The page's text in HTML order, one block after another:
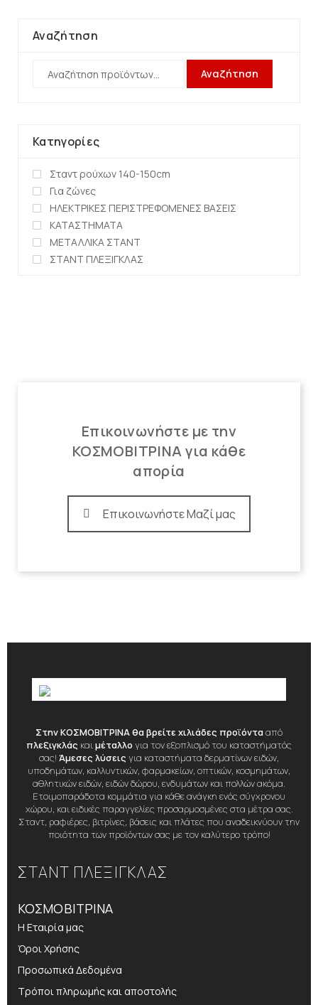
Αναζήτηση
Αναζήτηση
Κατηγορίες
Σταντ ρούχων 140-150cm
Για ζώνες
ΗΛΕΚΤΡΙΚΕΣ ΠΕΡΙΣΤΡΕΦΟΜΕΝΕΣ ΒΑΣΕΙΣ
ΚΑΤΑΣΤΗΜΑΤΑ
ΜΕΤΑΛΛΙΚΑ ΣΤΑΝΤ
ΣΤΑΝΤ ΠΛΕΞΙΓΚΛΑΣ
Επικοινωνήστε με την
ΚΟΣΜΟΒΙΤΡΙΝΑ για κάθε
απορία
Επικοινωνήστε Μαζί μας
Στην ΚΟΣΜΟΒΙΤΡΙΝΑ θα βρείτε χιλιάδες προϊόντααπό
πλεξιγκλάς καιμέταλλο για τον εξοπλισμό του καταστήματός
σας! Άμεσες λύσεις για καταστήματα δερματίνων ειδών,
υποδημάτων, καλλυντικών, φαρμακείων, οπτικών, κοσμημάτων,
αθλητικών ειδών, ειδών δώρου, ενδυμάτων και πολλών ακόμα.
Ετοιμοπαράδοτα κομμάτια για κάθε ανάγκη ενός σύγχρονου
χώρου, και ειδικές παραγγελίες προσαρμοσμένες στα μέτρα σας.
Σταντ, ραφιέρες, βιτρίνες, βάσεις και πλάτες που αναδεικνύουν την
ποιότητα των προϊόντων σας με τον καλύτερο τρόπο!
ΣΤΑΝΤ ΠΛΕΞΙΓΚΛΑΣ
ΚΟΣΜΟΒΙΤΡΙΝΑ
Η Εταιρία μας
Όροι Χρήσης
Προσωπικά Δεδομένα
Τρόποι πληρωμής και αποστολής